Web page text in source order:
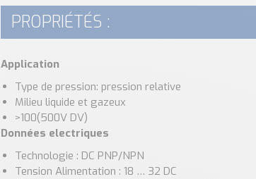
PROPRIÉTÉS :
Application
Type de pression: pression relative
Milieu liquide et gazeux
>100(500V DV)
Données electriques
Technologie : DC PNP/NPN
Tension Alimentation : 18 … 32 DC